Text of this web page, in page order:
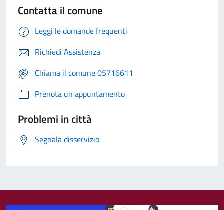
Contatta il comune
Leggi le domande frequenti
Richiedi Assistenza
Chiama il comune 05716611
Prenota un appuntamento
Problemi in città
Segnala disservizio